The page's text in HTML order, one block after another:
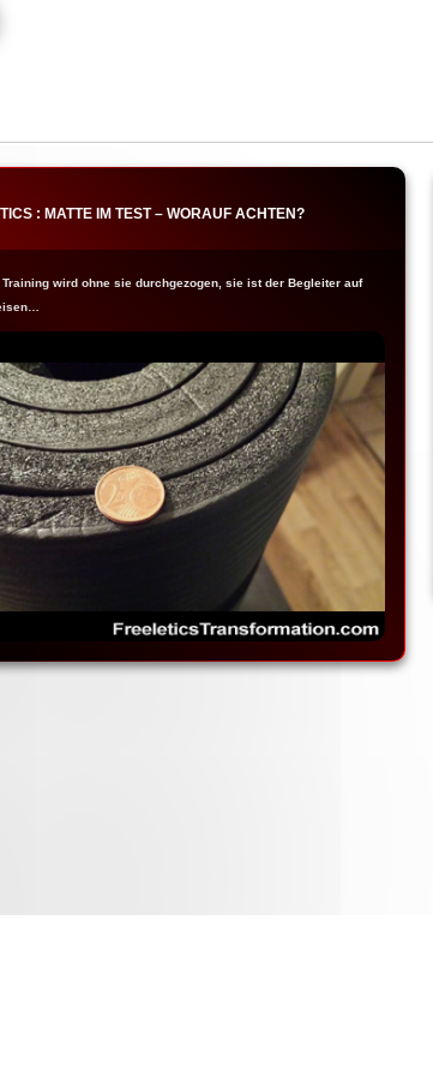
: MATTE IM TEST – WORAUF ACHTEN?
Training wird ohne sie durchgezogen, sie ist der Begleiter auf